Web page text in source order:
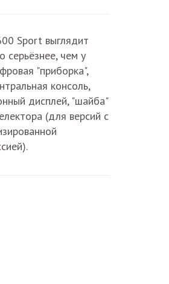
Sport выглядит
серьёзнее, чем у
"приборка",
консоль,
дисплей, "шайба"
(для версий с